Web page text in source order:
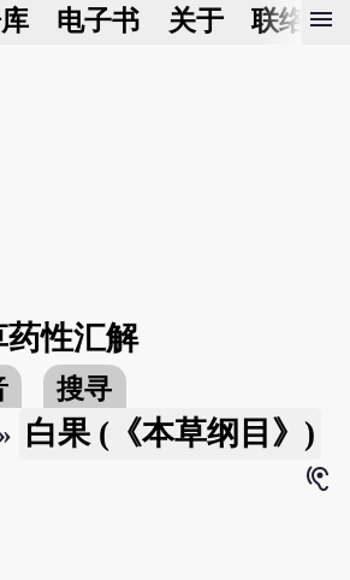
电子书 关于 联络我
menu
药性汇解
搜寻
白果 (《本草纲目》)
hearing